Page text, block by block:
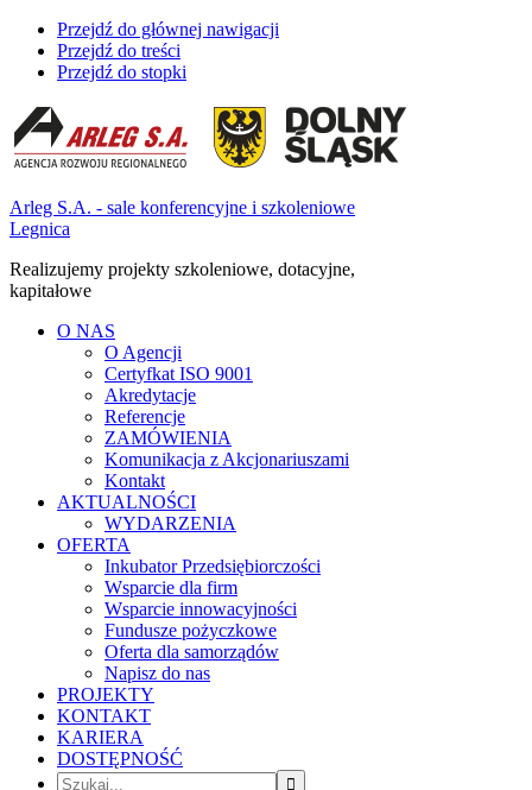
Przejdź do głównej nawigacji
Przejdź do treści
Przejdź do stopki
Arleg S.A. - sale konferencyjne i szkoleniowe
Legnica
Realizujemy projekty szkoleniowe, dotacyjne,
kapitałowe
O NAS
O Agencji
Certyfkat ISO 9001
Akredytacje
Referencje
ZAMÓWIENIA
Komunikacja z Akcjonariuszami
Kontakt
AKTUALNOŚCI
WYDARZENIA
OFERTA
Inkubator Przedsiębiorczości
Wsparcie dla firm
Wsparcie innowacyjności
Fundusze pożyczkowe
Oferta dla samorządów
Napisz do nas
PROJEKTY
KONTAKT
KARIERA
DOSTĘPNOŚĆ
Szukaj...